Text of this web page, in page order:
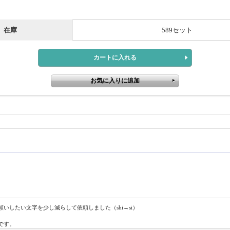
在庫 589セット
したい文字を少し減らして依頼しました（shi→si）
。